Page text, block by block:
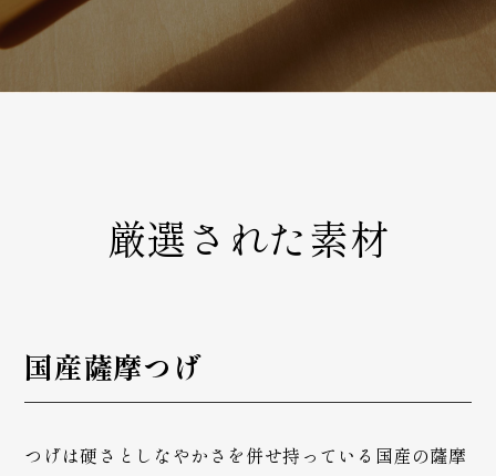
厳選された素材
国産薩摩つげ
つげは硬さとしなやかさを併せ持っている国産の薩摩